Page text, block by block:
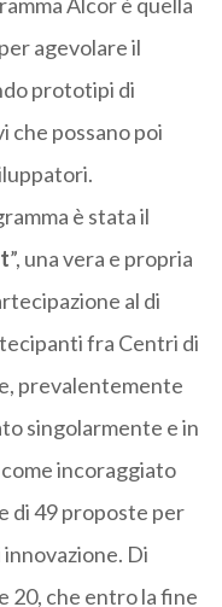
Alcor è quella
agevolare il
prototipi di
che possano poi
è stata il
”, una vera e propria
al di
fra Centri di
prevalentemente
singolarmente e in
incoraggiato
di 49 proposte per
Di
20, che entro la fine